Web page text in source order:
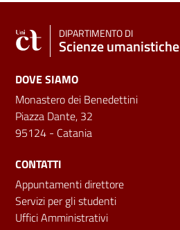
DIPARTIMENTO DI
Scienze umanistiche
DOVE SIAMO
Monastero dei Benedettini
Piazza Dante, 32
95124 - Catania
CONTATTI
Appuntamenti direttore
Servizi per gli studenti
Uffici Amministrativi